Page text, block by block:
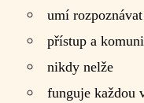
umí rozpoznávat
přístup a
nikdy nelže
funguje každou